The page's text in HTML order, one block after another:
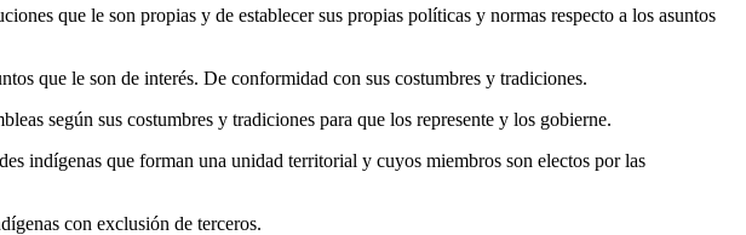
que le son propias y de establecer sus propias políticas y normas respecto a los asuntos
que le son de interés. De conformidad con sus costumbres y tradiciones.
según sus costumbres y tradiciones para que los represente y los gobierne.
indígenas que forman una unidad territorial y cuyos miembros son electos por las
con exclusión de terceros.